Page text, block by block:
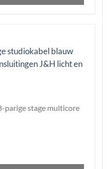
parige stage multicore